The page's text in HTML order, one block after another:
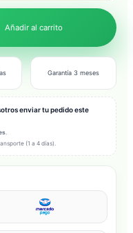
Añadir al carrito
Garantía 3 meses
enviar tu pedido este
(1 a 4 días).